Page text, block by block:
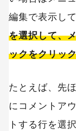
編集で表示し
を選択して、
ックをクリッ
たとえば、先
にコメントア
トする行を選